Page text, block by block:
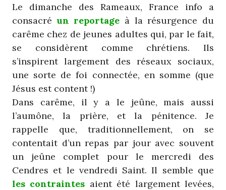
Le dimanche des Rameaux, France info a
consacréun reportage à la résurgence du
carême chez de jeunes adultes qui, par le fait,
se considèrent comme chrétiens. Ils
s’inspirent largement des réseaux sociaux,
une sorte de foi connectée, en somme (que
Jésus est content !)
Dans carême, il y a le jeûne, mais aussi
l’aumône, la prière, et la pénitence. Je
rappelle que, traditionnellement, on se
contentait d’un repas par jour avec souvent
un jeûne complet pour le mercredi des
Cendres et le vendredi Saint. Il semble que
les contraintes aient été largement levées,